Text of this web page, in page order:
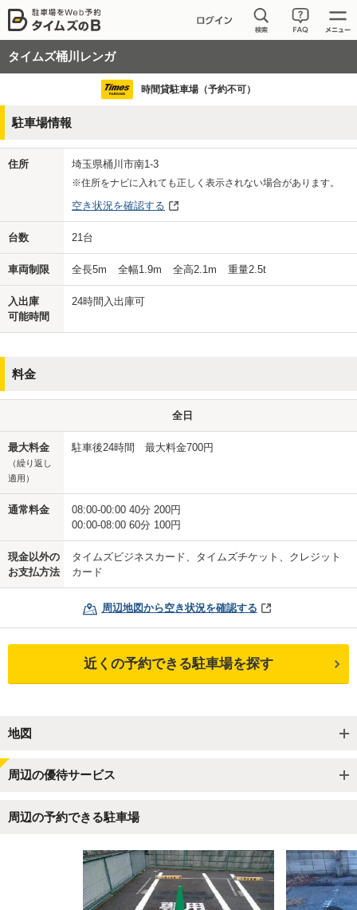
タイムズ桶川レンガ
時間貸駐車場（予約不可）
駐車場情報
住所 埼玉県桶川市南1-3
※住所をナビに入れても正しく表示されない場合があります。
空き状況を確認する
台数 21台
車両制限 全長5m 全幅1.9m 全高2.1m 重量2.5t
入出庫
可能時間
24時間入出庫可
料金
全日
最大料金
（繰り返し
適用）
駐車後24時間 最大料金700円
通常料金
08:00-00:00 40分 200円
00:00-08:00 60分 100円
現金以外の
お支払方法
タイムズビジネスカード、タイムズチケット、クレジット
カード
周辺地図から空き状況を確認する
近くの予約できる駐車場を探す
地図
周辺の優待サービス
周辺の予約できる駐車場